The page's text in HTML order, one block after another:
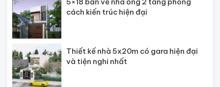
cách kiến trúc hiện đại
Thiết kế nhà 5x20m có gara hiện đại
và tiện nghi nhất